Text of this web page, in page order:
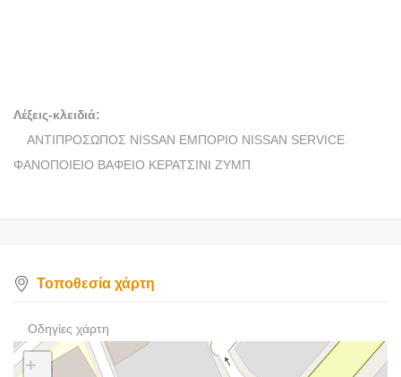
Λέξεις-κλειδιά:
ΑΝΤΙΠΡΟΣΩΠΟΣ NISSAN ΕΜΠΟΡΙΟ NISSAN SERVICE
ΦΑΝΟΠΟΙΕΙΟ ΒΑΦΕΙΟ ΚΕΡΑΤΣΙΝΙ ΖΥΜΠ
Τοποθεσία χάρτη
Οδηγίες χάρτη
+